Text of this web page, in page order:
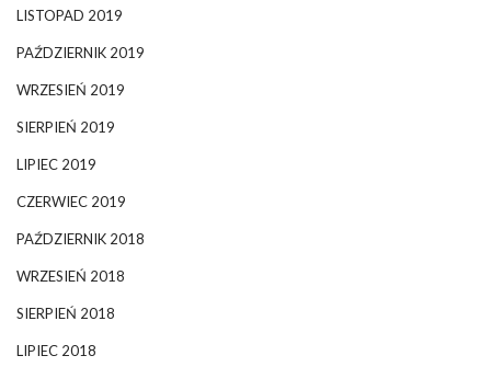
LISTOPAD 2019
PAŹDZIERNIK 2019
WRZESIEŃ 2019
SIERPIEŃ 2019
LIPIEC 2019
CZERWIEC 2019
PAŹDZIERNIK 2018
WRZESIEŃ 2018
SIERPIEŃ 2018
LIPIEC 2018